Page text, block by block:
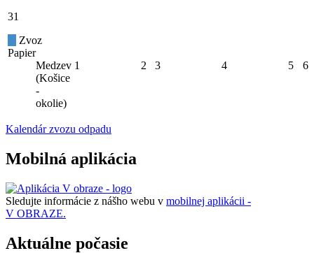
31
Zvoz
Papier
Medzev
(Košice
-
okolie)
1 2 3 4 5 6
Kalendár zvozu odpadu
Mobilná aplikácia
Sledujte informácie z nášho webu v mobilnej aplikácii -
V OBRAZE.
Aktuálne počasie